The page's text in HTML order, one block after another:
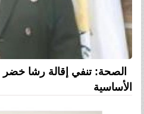
الصحة: تنفي إقالة رشا
الأساسية